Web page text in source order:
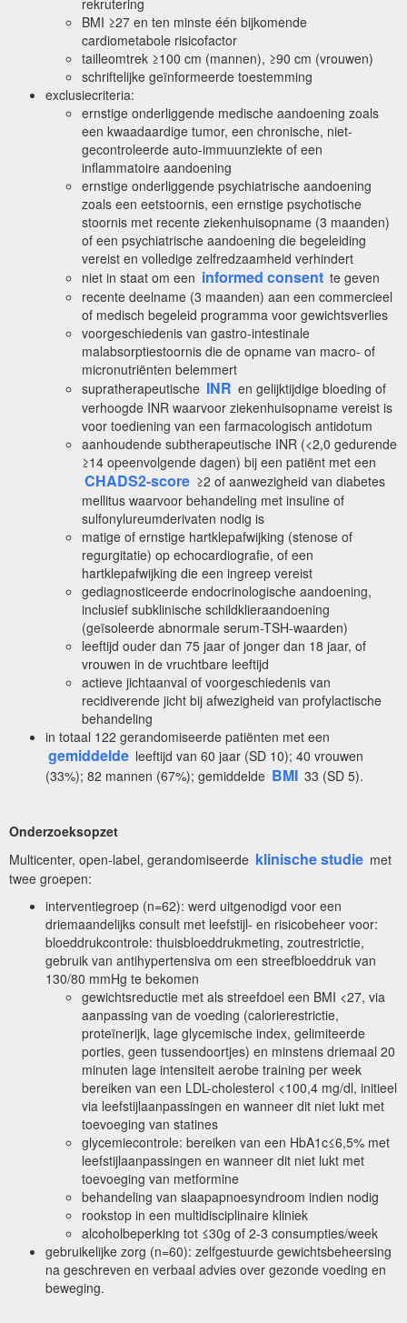
rekrutering
BMI ≥27 en ten minste één bijkomende
cardiometabole risicofactor
tailleomtrek ≥100 cm (mannen), ≥90 cm (vrouwen)
schriftelijke geïnformeerde toestemming
exclusiecriteria:
ernstige onderliggende medische aandoening zoals
een kwaadaardige tumor, een chronische, niet-
gecontroleerde auto-immuunziekte of een
inflammatoire aandoening
ernstige onderliggende psychiatrische aandoening
zoals een eetstoornis, een ernstige psychotische
stoornis met recente ziekenhuisopname (3 maanden)
of een psychiatrische aandoening die begeleiding
vereist en volledige zelfredzaamheid verhindert
niet in staat om een informed consent te geven
recente deelname (3 maanden) aan een commercieel
of medisch begeleid programma voor gewichtsverlies
voorgeschiedenis van gastro-intestinale
malabsorptiestoornis die de opname van macro- of
micronutriënten belemmert
supratherapeutische INR en gelijktijdige bloeding of
verhoogde INR waarvoor ziekenhuisopname vereist is
voor toediening van een farmacologisch antidotum
aanhoudende subtherapeutische INR (<2,0 gedurende
≥14 opeenvolgende dagen) bij een patiënt met een
CHADS2-score ≥2 of aanwezigheid van diabetes
mellitus waarvoor behandeling met insuline of
sulfonylureumderivaten nodig is
matige of ernstige hartklepafwijking (stenose of
regurgitatie) op echocardiografie, of een
hartklepafwijking die een ingreep vereist
gediagnosticeerde endocrinologische aandoening,
inclusief subklinische schildklieraandoening
(geïsoleerde abnormale serum-TSH-waarden)
leeftijd ouder dan 75 jaar of jonger dan 18 jaar, of
vrouwen in de vruchtbare leeftijd
actieve jichtaanval of voorgeschiedenis van
recidiverende jicht bij afwezigheid van profylactische
behandeling
in totaal 122 gerandomiseerde patiënten met een
gemiddelde leeftijd van 60 jaar (SD 10); 40 vrouwen
(33%); 82 mannen (67%); gemiddelde BMI 33 (SD 5).
Onderzoeksopzet
Multicenter, open-label, gerandomiseerde klinische studie met
twee groepen:
interventiegroep (n=62): werd uitgenodigd voor een
driemaandelijks consult met leefstijl- en risicobeheer voor:
bloeddrukcontrole: thuisbloeddrukmeting, zoutrestrictie,
gebruik van antihypertensiva om een streefbloeddruk van
130/80 mmHg te bekomen
gewichtsreductie met als streefdoel een BMI <27, via
aanpassing van de voeding (calorierestrictie,
proteïnerijk, lage glycemische index, gelimiteerde
porties, geen tussendoortjes) en minstens driemaal 20
minuten lage intensiteit aerobe training per week
bereiken van een LDL-cholesterol <100,4 mg/dl, initieel
via leefstijlaanpassingen en wanneer dit niet lukt met
toevoeging van statines
glycemiecontrole: bereiken van een HbA1c≤6,5% met
leefstijlaanpassingen en wanneer dit niet lukt met
toevoeging van metformine
behandeling van slaapapnoesyndroom indien nodig
rookstop in een multidisciplinaire kliniek
alcoholbeperking tot ≤30g of 2-3 consumpties/week
gebruikelijke zorg (n=60): zelfgestuurde gewichtsbeheersing
na geschreven en verbaal advies over gezonde voeding en
beweging.